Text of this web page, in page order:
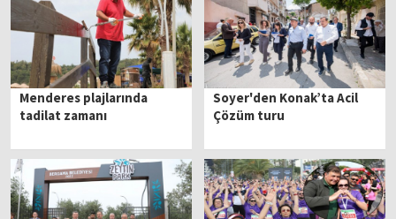
Menderes plajlarında
tadilat zamanı
Soyer'den Konak’ta Acil
Çözüm turu